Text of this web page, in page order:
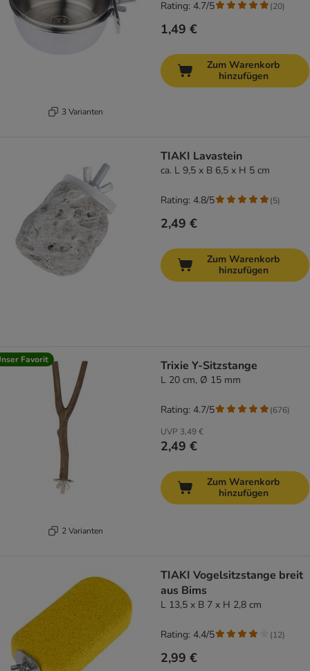
3 Varianten
1,49 €
Rating: 4.7/5 (20)
Zum Warenkorb
hinzufügen
TIAKI Lavastein
ca. L 9,5 x B 6,5 x H 5 cm
2,49 €
Rating: 4.8/5 (5)
Zum Warenkorb
hinzufügen
Favorit
2 Varianten
Trixie Y-Sitzstange
L 20 cm, Ø 15 mm
UVP 3,49 €
2,49 €
Rating: 4.7/5 (676)
Zum Warenkorb
hinzufügen
TIAKI Vogelsitzstange breit
aus Bims
L 13,5 x B 7 x H 2,8 cm
2,99 €
Rating: 4.4/5 (12)